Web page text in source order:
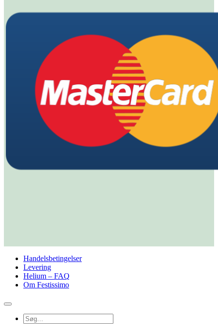
Handelsbetingelser
Levering
Helium – FAQ
Om Festissimo
Søg